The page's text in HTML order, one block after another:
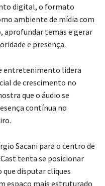
digital, o formato
ambiente de mídia com
aprofundar temas e gerar
e presença.
entretenimento lidera
de crescimento no
que o áudio se
contínua no
Sacani para o centro de
tenta se posicionar
que disputar cliques
espaço mais estruturado